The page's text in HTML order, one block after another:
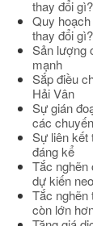
thay đổi gì?
Quy
thay đổi gì?
Sản lượng
mạnh
Sắp điều
Hải Vân
Sự gián
các
Sự liên kết
đáng kể
Tắc nghẽn
dự kiến
Tắc nghẽn
còn lớn